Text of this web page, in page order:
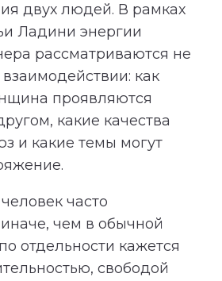
двух людей. В рамках
Ладини энергии
рассматриваются не
как
проявляются
какие качества
и какие темы могут
часто
чем в обычной
отдельности кажется
свободой